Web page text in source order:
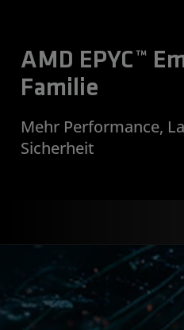
AMD EPYC™
Familie
Mehr Performance,
Sicherheit